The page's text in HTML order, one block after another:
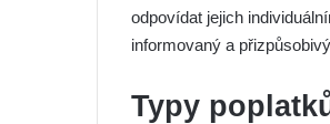
odpovídat jejich
informovaný a
Typy